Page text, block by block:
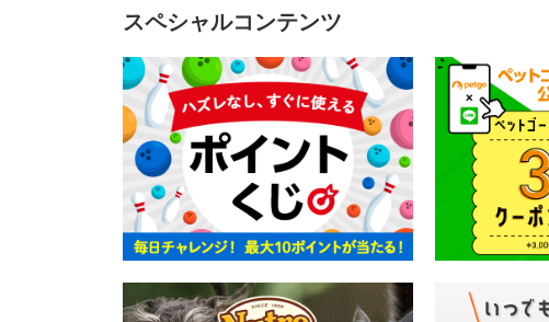
スペシャルコンテンツ